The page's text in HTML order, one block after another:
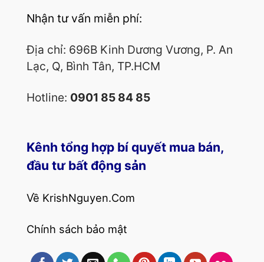
Nhận tư vấn miễn phí:
Địa chỉ: 696B Kinh Dương Vương, P. An
Lạc, Q, Bình Tân, TP.HCM
Hotline: 0901 85 84 85
Kênh tổng hợp bí quyết mua bán,
đầu tư bất động sản
Về KrishNguyen.Com
Chính sách bảo mật